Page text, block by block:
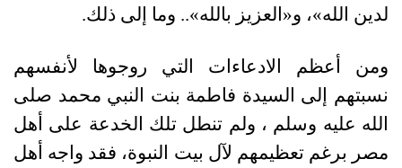
لدين الله»، و«العزيز بالله».. وما إلى ذلك.
ومن أعظم الادعاءات التي روجوها لأنفسهم
نسبتهم إلى السيدة فاطمة بنت النبي محمد صلى
الله عليه وسلم ، ولم تنطل تلك الخدعة على أهل
مصر برغم تعظيمهم لآل بيت النبوة، فقد واجه أهل